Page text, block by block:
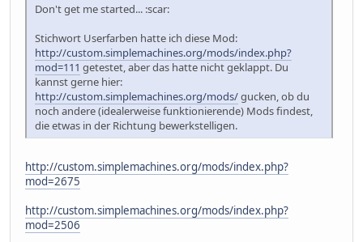
Don't get me started... :scar:
Stichwort Userfarben hatte ich diese Mod:
http://custom.simplemachines.org/mods/index.php?
mod=111 getestet, aber das hatte nicht geklappt. Du
kannst gerne hier:
http://custom.simplemachines.org/mods/gucken, ob du
noch andere (idealerweise funktionierende) Mods findest,
die etwas in der Richtung bewerkstelligen.
http://custom.simplemachines.org/mods/index.php?
mod=2675
http://custom.simplemachines.org/mods/index.php?
mod=2506